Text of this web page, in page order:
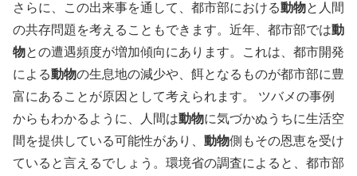
さらに、この出来事を通して、都市部における動物と人間
の共存問題を考えることもできます。近年、都市部では動
物との遭遇頻度が増加傾向にあります。これは、都市開発
による動物の生息地の減少や、餌となるものが都市部に豊
富にあることが原因として考えられます。 ツバメの事例
からもわかるように、人間は動物に気づかぬうちに生活空
間を提供している可能性があり、 動物側もその恩恵を受け
ていると言えるでしょう。環境省の調査によると、都市部